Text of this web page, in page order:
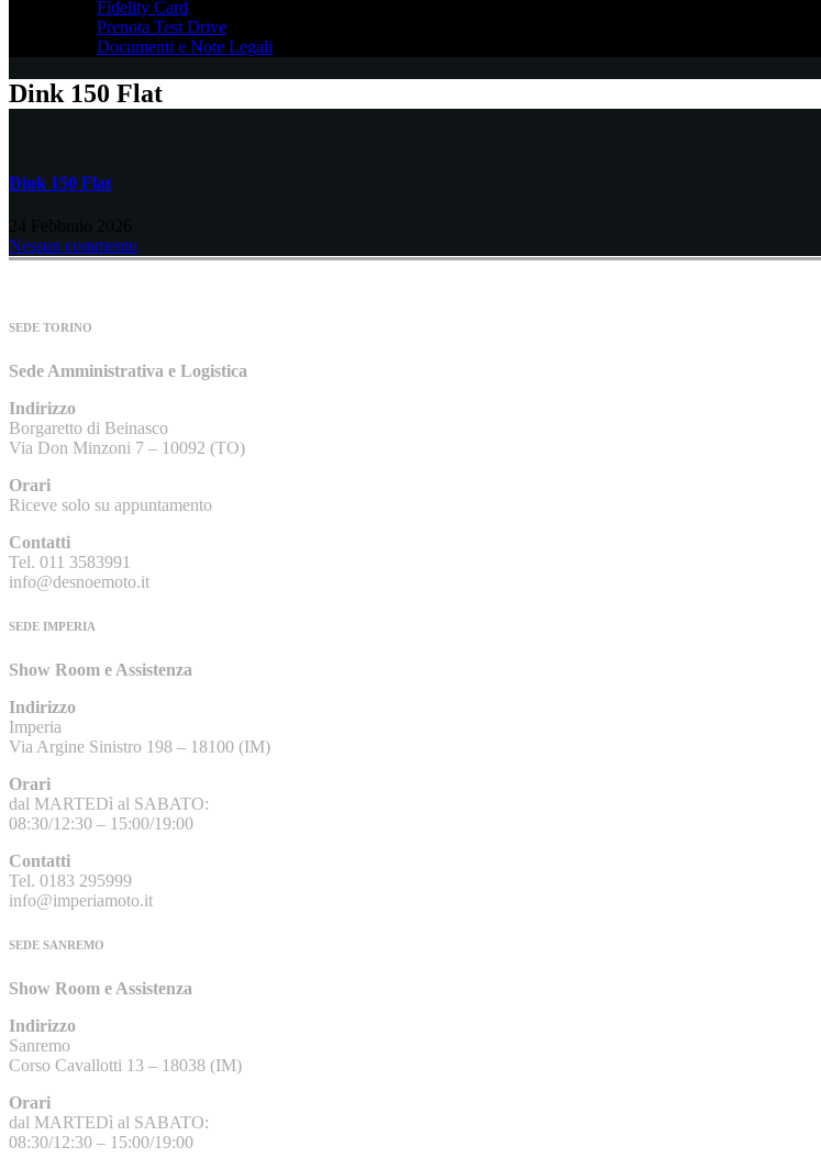
Fidelity Card
Prenota Test Drive
Documenti e Note Legali
Dink 150 Flat
Dink 150 Flat
Nessun commento
balkanpharmacy
SEDE TORINO
Sede Amministrativa e Logistica
Indirizzo
Borgaretto di Beinasco
Via Don Minzoni 7 – 10092 (TO)
Orari
Riceve solo su appuntamento
Contatti
Tel. 011 3583991
info@desnoemoto.it
SEDE IMPERIA
Show Room e Assistenza
Indirizzo
Imperia
Via Argine Sinistro 198 – 18100 (IM)
Orari
dal MARTEDì al SABATO:
08:30/12:30 – 15:00/19:00
Contatti
Tel. 0183 295999
info@imperiamoto.it
SEDE SANREMO
Show Room e Assistenza
Indirizzo
Sanremo
Corso Cavallotti 13 – 18038 (IM)
Orari
dal MARTEDì al SABATO:
08:30/12:30 – 15:00/19:00